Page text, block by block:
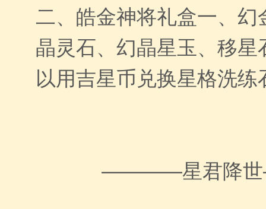
二、皓金神将礼盒一、
晶灵石、幻晶星玉、移
以用吉星币兑换星格洗练
————星君降